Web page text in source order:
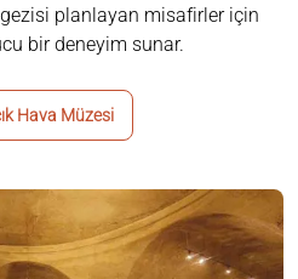
planlayan misafirler için
bir deneyim sunar.
Hava Müzesi